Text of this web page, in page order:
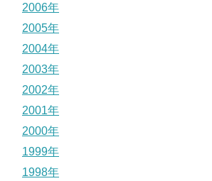
2006年
2005年
2004年
2003年
2002年
2001年
2000年
1999年
1998年